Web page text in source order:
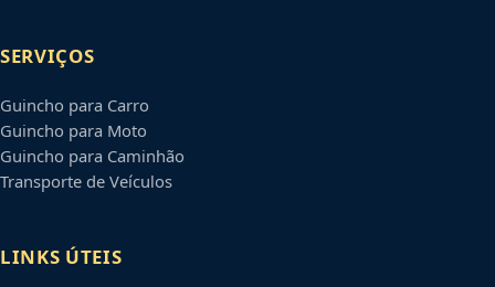
SERVIÇOS
Guincho para Carro
Guincho para Moto
Guincho para Caminhão
Transporte de Veículos
LINKS ÚTEIS